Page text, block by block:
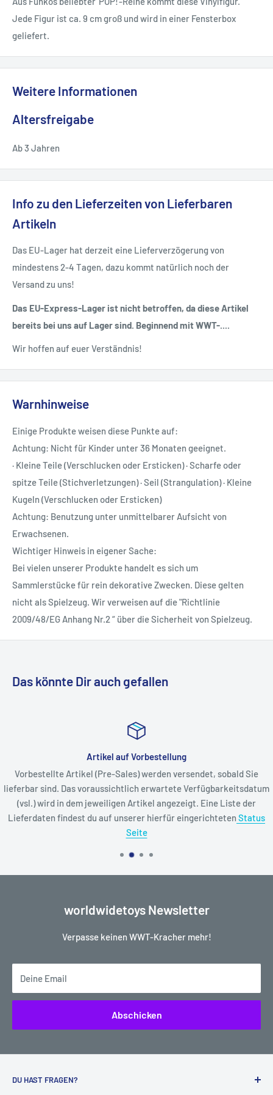
Jede Figur ist ca. 9 cm groß und wird in einer Fensterbox
geliefert.
Weitere Informationen
Altersfreigabe
Ab 3 Jahren
Info zu den Lieferzeiten von Lieferbaren
Artikeln
Das EU-Lager hat derzeit eine Lieferverzögerung von
mindestens 2-4 Tagen, dazu kommt natürlich noch der
Versand zu uns!
Das EU-Express-Lager ist nicht betroffen, da diese Artikel
bereits bei uns auf Lager sind. Beginnend mit WWT-....
Wir hoffen auf euer Verständnis!
Warnhinweise
Einige Produkte weisen diese Punkte auf:
Achtung: Nicht für Kinder unter 36 Monaten geeignet.
· Kleine Teile (Verschlucken oder Ersticken) · Scharfe oder
spitze Teile (Stichverletzungen) · Seil (Strangulation) · Kleine
Kugeln (Verschlucken oder Ersticken)
Achtung: Benutzung unter unmittelbarer Aufsicht von
Erwachsenen.
Wichtiger Hinweis in eigener Sache:
Bei vielen unserer Produkte handelt es sich um
Sammlerstücke für rein dekorative Zwecken. Diese gelten
nicht als Spielzeug. Wir verweisen auf die "Richtlinie
2009/48/EG Anhang Nr.2 “ über die Sicherheit von Spielzeug.
Das könnte Dir auch gefallen
Artikel auf Vorbestellung
Vorbestellte Artikel (Pre-Sales) werden versendet, sobald Sie
lieferbar sind. Das voraussichtlich erwartete Verfügbarkeitsdatum
(vsl.) wird in dem jeweiligen Artikel angezeigt. Eine Liste der
Lieferdaten findest du auf unserer hierfür eingerichteten Status
Seite
worldwidetoys Newsletter
Verpasse keinen WWT-Kracher mehr!
Deine Email
Abschicken
DU HAST FRAGEN?